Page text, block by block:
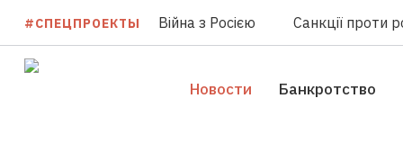
#СПЕЦПРОЕКТЫ Війна з Росією Санкції проти
Новости Банкротство